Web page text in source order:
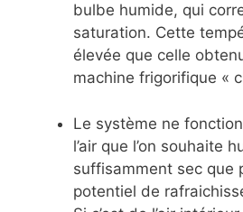
bulbe humide, qui
saturation. Cette
élevée que celle
machine frigorifique «
Le système ne
l’air que l’on souhaite
suffisamment sec que
potentiel de